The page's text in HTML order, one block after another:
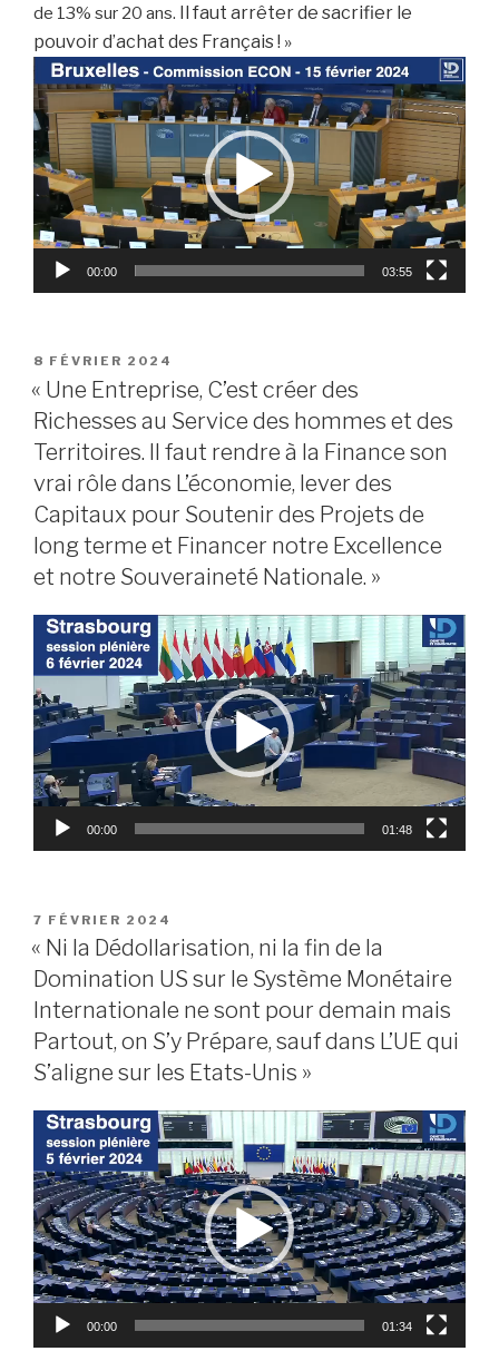
de 13% sur 20 ans. Il faut arrêter de sacrifier le
pouvoir d’achat des Français ! »
Lecteur
vidéo
00:00 03:55
PUBLIÉ
LE
8 FÉVRIER 2024
« Une Entreprise, C’est créer des
Richesses au Service des hommes et des
Territoires. Il faut rendre à la Finance son
vrai rôle dans L’économie, lever des
Capitaux pour Soutenir des Projets de
long terme et Financer notre Excellence
et notre Souveraineté Nationale. »
Lecteur
vidéo
00:00 01:48
PUBLIÉ
LE
7 FÉVRIER 2024
« Ni la Dédollarisation, ni la fin de la
Domination US sur le Système Monétaire
Internationale ne sont pour demain mais
Partout, on S’y Prépare, sauf dans L’UE qui
S’aligne sur les Etats-Unis »
Lecteur
vidéo
00:00 01:34